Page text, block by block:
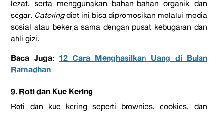
lezat, serta menggunakan bahan-bahan organik dan
segar. Cateringdiet ini bisa dipromosikan melalui media
sosial atau bekerja sama dengan pusat kebugaran dan
ahli gizi.
Baca Juga: 12 Cara Menghasilkan Uang di Bulan
Ramadhan
9. Roti dan Kue Kering
Roti dan kue kering seperti brownies, cookies, dan